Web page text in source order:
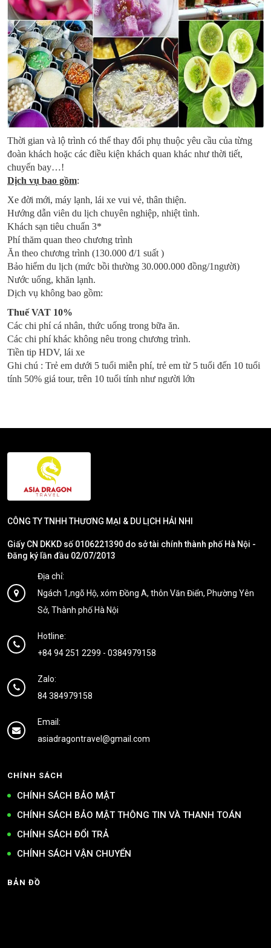
Thời gian và lộ trình có thể thay đổi phụ thuộc yêu cầu của từng
đoàn khách hoặc các điều kiện khách quan khác như thời tiết,
chuyến bay…!
Dịch vụ bao gồm:
Xe đời mới, máy lạnh, lái xe vui vẻ, thân thiện.
Hướng dẫn viên du lịch chuyên nghiệp, nhiệt tình.
Khách sạn tiêu chuẩn 3*
Phí thăm quan theo chương trình
Ăn theo chương trình (130.000 đ/1 suất )
Bảo hiểm du lịch (mức bồi thường 30.000.000 đồng/1người)
Nước uống, khăn lạnh.
Dịch vụ không bao gồm:
Thuế VAT 10%
Các chi phí cá nhân, thức uống trong bữa ăn.
Các chi phí khác không nêu trong chương trình.
Tiền tip HDV, lái xe
Ghi chú : Trẻ em dưới 5 tuổi miễn phí, trẻ em từ 5 tuổi đến 10 tuổi
tính 50% giá tour, trên 10 tuổi tính như người lớn
CÔNG TY TNHH THƯƠNG MẠI & DU LỊCH HẢI NHI
Giấy CN DKKD số 0106221390 do sở tài chính thành phố Hà Nội -
Đăng ký lần đầu 02/07/2013
Địa chỉ:
Ngách 1,ngõ Hộ, xóm Đồng A, thôn Văn Điển, Phường Yên
Sở, Thành phố Hà Nội
Hotline:
+84 94 251 2299 - 0384979158
Zalo:
84 384979158
Email:
asiadragontravel@gmail.com
CHÍNH SÁCH
CHÍNH SÁCH BẢO MẬT
CHÍNH SÁCH BẢO MẬT THÔNG TIN VÀ THANH TOÁN
CHÍNH SÁCH ĐỔI TRẢ
CHÍNH SÁCH VẬN CHUYỂN
BẢN ĐỒ